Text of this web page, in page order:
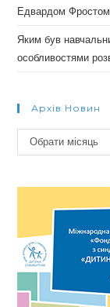
Едвардом Фростом
Яким був
особливостями
Архів Новин
Архів
новин
Обрати місяць